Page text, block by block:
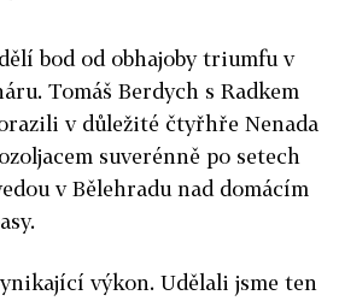
bod od obhajoby triumfu v
Tomáš Berdych s Radkem
v důležité čtyřhře Nenada
suverénně po setech
v Bělehradu nad domácím
výkon. Udělali jsme ten